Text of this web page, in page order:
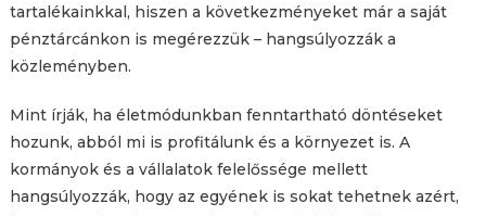
tartalékainkkal, hiszen a következményeket már a saját
pénztárcánkon is megérezzük – hangsúlyozzák a
közleményben.
Mint írják, ha életmódunkban fenntartható döntéseket
hozunk, abból mi is profitálunk és a környezet is. A
kormányok és a vállalatok felelőssége mellett
hangsúlyozzák, hogy az egyének is sokat tehetnek azért,